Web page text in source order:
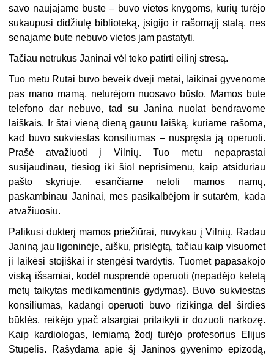
savo naujajame būste – buvo vietos knygoms, kurių turėjo
sukaupusi didžiulę biblioteką, įsigijo ir rašomąjį stalą, nes
senajame bute nebuvo vietos jam pastatyti.
Tačiau netrukus Janinai vėl teko patirti eilinį stresą.
Tuo metu Rūtai buvo beveik dveji metai, laikinai gyvenome
pas mano mamą, neturėjom nuosavo būsto. Mamos bute
telefono dar nebuvo, tad su Janina nuolat bendravome
laiškais. Ir štai vieną dieną gaunu laišką, kuriame rašoma,
kad buvo sukviestas konsiliumas – nuspręsta ją operuoti.
Prašė atvažiuoti į Vilnių. Tuo metu nepaprastai
susijaudinau, tiesiog iki šiol neprisimenu, kaip atsidūriau
pašto skyriuje, esančiame netoli mamos namų,
paskambinau Janinai, mes pasikalbėjom ir sutarėm, kada
atvažiuosiu.
Palikusi dukterį mamos priežiūrai, nuvykau į Vilnių. Radau
Janiną jau ligoninėje, aišku, prislėgtą, tačiau kaip visuomet
ji laikėsi stojiškai ir stengėsi tvardytis. Tuomet papasakojo
viską išsamiai, kodėl nusprendė operuoti (nepadėjo keletą
metų taikytas medikamentinis gydymas). Buvo sukviestas
konsiliumas, kadangi operuoti buvo rizikinga dėl širdies
būklės, reikėjo ypač atsargiai pritaikyti ir dozuoti narkozę.
Kaip kardiologas, lemiamą žodį turėjo profesorius Elijus
Stupelis. Rašydama apie šį Janinos gyvenimo epizodą,